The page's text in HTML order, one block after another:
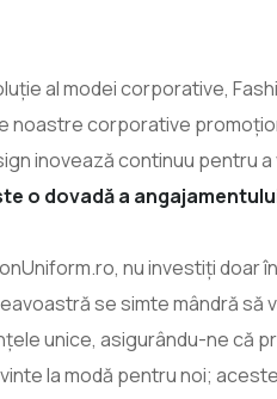
al modei corporative,
noastre corporative
inovează continuu pentru
o dovadă a
nu investiți doar
se simte mândră
unice, asigurându-ne că
la modă pentru noi;